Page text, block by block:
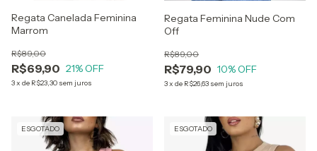
Regata Canelada Feminina
Marrom
R$69,90
R$89,00
21% OFF
3x de R$23,30 sem juros
Regata Feminina Nude Com
Off
R$79,90
R$89,00
10% OFF
3x de R$26,63 sem juros
ESGOTADO ESGOTADO